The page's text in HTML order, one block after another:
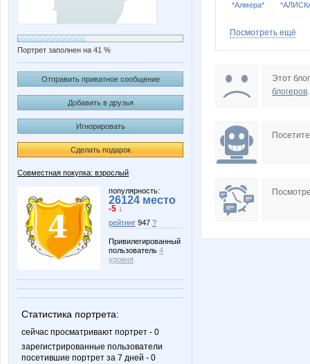
Портрет заполнен на 41 %
Отправить приватное сообщение
Добавить в друзья
Игнорировать
Сделать подарок
Совместная покупка: взрослый
популярность:
26124 место
-5 ↓
рейтинг 947 ?
Привилегированный
пользователь 4
уровня
Статистика портрета:
сейчас просматривают портрет - 0
зарегистрированные пользователи
посетившие портрет за 7 дней - 0
*Алмера*
Nirkova
adelnn
Посмотреть ещё
Этот
блогеров.